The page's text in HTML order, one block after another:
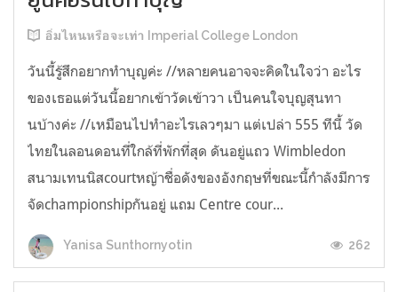
อิ่มไหนหรือจะเท่า Imperial College London
วันนี้รู้สึกอยากทำบุญค่ะ //หลายคนอาจจะคิดในใจว่า อะไร
ของเธอแต่วันนี้อยากเข้าวัดเข้าวา เป็นคนใจบุญสุนทา
นบ้างค่ะ //เหมือนไปทำอะไรเลวๆมา แต่เปล่า 555 ทีนี้ วัด
ไทยในลอนดอนที่ใกล้ที่พักที่สุด ดันอยู่แถว Wimbledon
สนามเทนนิสcourtหญ้าชื่อดังของอังกฤษที่ขณะนี้กำลังมีการ
จัดchampionshipกันอยู่ แถม Centre cour...
Yanisa Sunthornyotin 262